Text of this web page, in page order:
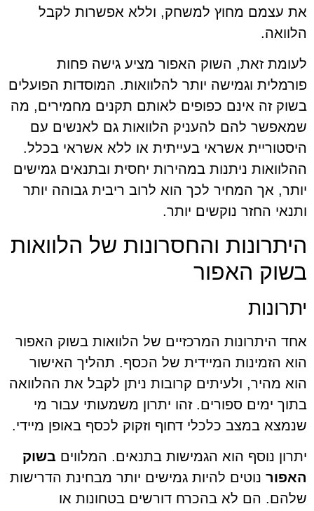
את עצמם מחוץ למשחק, וללא אפשרות לקבל
הלוואה.
לעומת זאת, השוק האפור מציע גישה פחות
פורמלית וגמישה יותר להלוואות. המוסדות הפועלים
בשוק זה אינם כפופים לאותם תקנים מחמירים, מה
שמאפשר להם להעניק הלוואות גם לאנשים עם
היסטוריית אשראי בעייתית או ללא אשראי בכלל.
ההלוואות ניתנות במהירות יחסית ובתנאים גמישים
יותר, אך המחיר לכך הוא לרוב ריבית גבוהה יותר
ותנאי החזר נוקשים יותר.
היתרונות והחסרונות של הלוואות
בשוק האפור
יתרונות
אחד היתרונות המרכזיים של הלוואות בשוק האפור
הוא הזמינות המיידית של הכסף. תהליך האישור
הוא מהיר, ולעיתים קרובות ניתן לקבל את ההלוואה
בתוך ימים ספורים. זהו יתרון משמעותי עבור מי
שנמצא במצב כלכלי דחוף וזקוק לכסף באופן מיידי.
יתרון נוסף הוא הגמישות בתנאים. המלווים בשוק
האפור נוטים להיות גמישים יותר מבחינת הדרישות
שלהם. הם לא בהכרח דורשים בטחונות או